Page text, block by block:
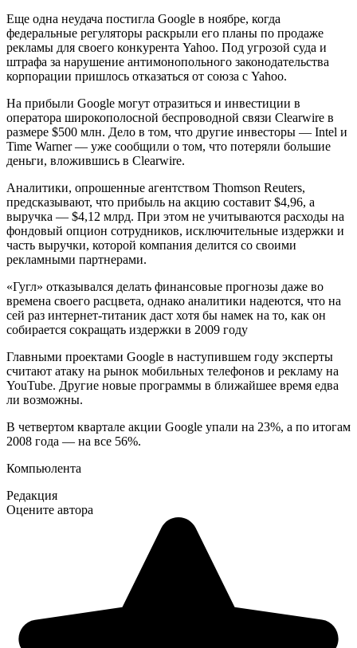
Еще одна неудача постигла Google в ноябре, когда
федеральные регуляторы раскрыли его планы по продаже
рекламы для своего конкурента Yahoo. Под угрозой суда и
штрафа за нарушение антимонопольного законодательства
корпорации пришлось отказаться от союза с Yahoo.
На прибыли Google могут отразиться и инвестиции в
оператора широкополосной беспроводной связи Clearwire в
размере $500 млн. Дело в том, что другие инвесторы — Intel и
Time Warner — уже сообщили о том, что потеряли большие
деньги, вложившись в Clearwire.
Аналитики, опрошенные агентством Thomson Reuters,
предсказывают, что прибыль на акцию составит $4,96, а
выручка — $4,12 млрд. При этом не учитываются расходы на
фондовый опцион сотрудников, исключительные издержки и
часть выручки, которой компания делится со своими
рекламными партнерами.
«Гугл» отказывался делать финансовые прогнозы даже во
времена своего расцвета, однако аналитики надеются, что на
сей раз интернет-титаник даст хотя бы намек на то, как он
собирается сокращать издержки в 2009 году
Главными проектами Google в наступившем году эксперты
считают атаку на рынок мобильных телефонов и рекламу на
YouTube. Другие новые программы в ближайшее время едва
ли возможны.
В четвертом квартале акции Google упали на 23%, а по итогам
2008 года — на все 56%.
Компьюлента
Редакция
Оцените автора